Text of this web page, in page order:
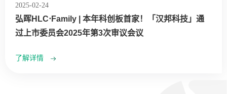
2025-02-24
弘晖HLC⋅Family | 本年科创板首家！「汉邦科技」通
过上市委员会2025年第3次审议会议
了解详情